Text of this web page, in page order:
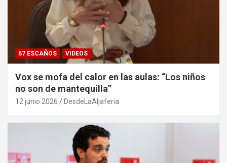
67 ESCAÑOS VIDEOS
Vox se mofa del calor en las aulas: “Los niños
no son de mantequilla”
12 junio 2026 DesdeLaAljaferia